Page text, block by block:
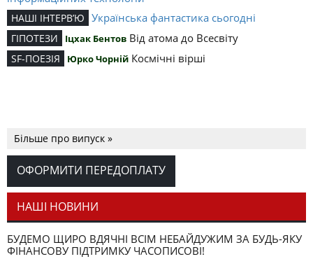
НАШІ ІНТЕРВ’Ю Українська фантастика сьогодні
ГІПОТЕЗИ Іцхак Бентов Від атома до Всесвіту
SF-ПОЕЗІЯ Юрко Чорній Космічні вірші
Більше про випуск »
ОФОРМИТИ ПЕРЕДОПЛАТУ
НАШІ НОВИНИ
БУДЕМО ЩИРО ВДЯЧНІ ВСІМ НЕБАЙДУЖИМ ЗА БУДЬ-ЯКУ
ФІНАНСОВУ ПІДТРИМКУ ЧАСОПИСОВІ!